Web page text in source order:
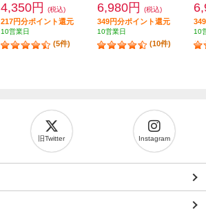
4,350円 (税込)
217円分ポイント還元
10営業日
(5件)
6,980円 (税込)
349円分ポイント還元
10営業日
(10件)
10
旧Twitter Instagram